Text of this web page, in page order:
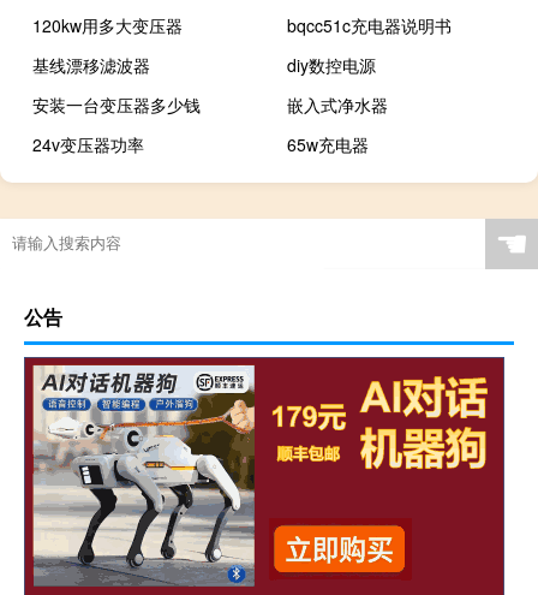
120kw用多大变压器
bqcc51c充电器说明书
基线漂移滤波器
diy数控电源
安装一台变压器多少钱
嵌入式净水器
24v变压器功率
65w充电器
☚
公告